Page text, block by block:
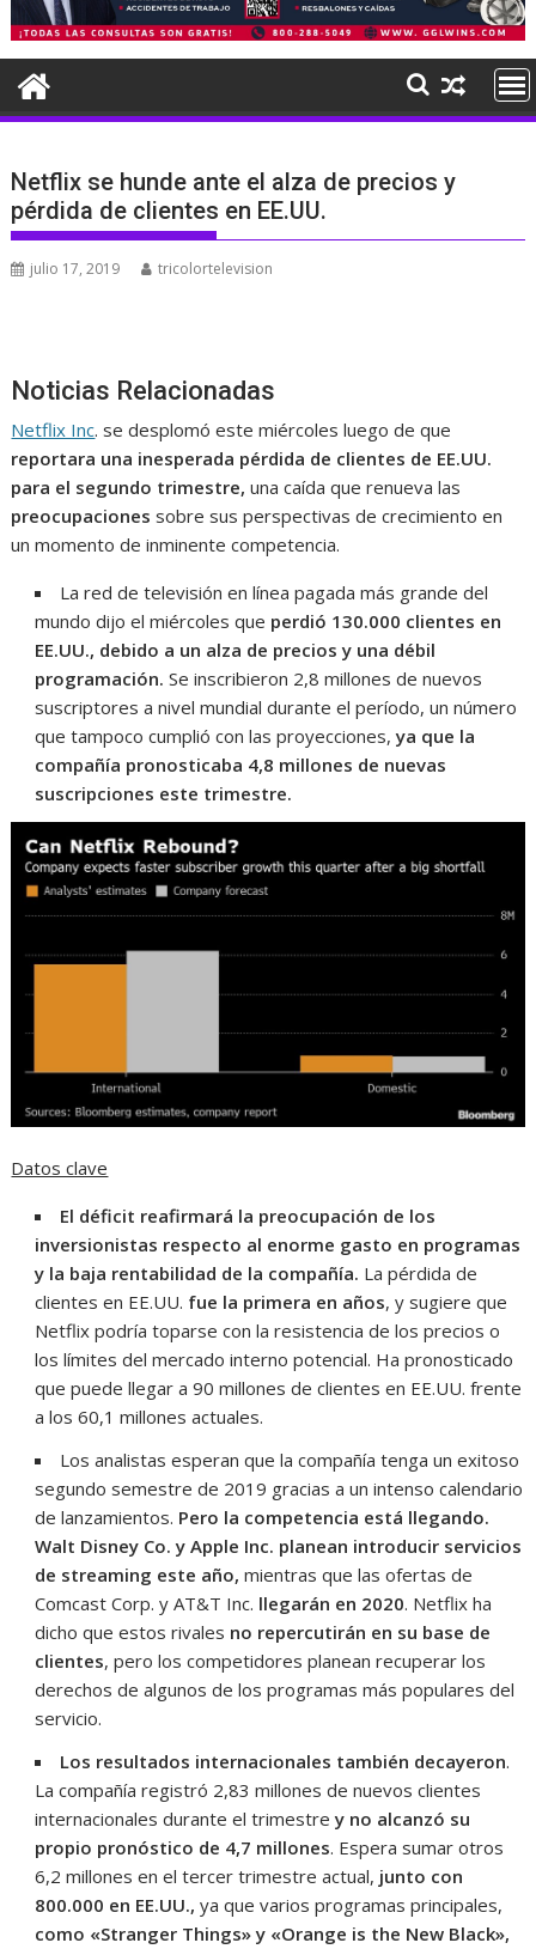
Netflix se hunde ante el alza de precios y
pérdida de clientes en EE.UU.
julio 17, 2019 tricolortelevision
Noticias Relacionadas
Netflix Inc. se desplomó este miércoles luego de que
reportara una inesperada pérdida de clientes de EE.UU.
para el segundo trimestre, una caída que renueva las
preocupaciones sobre sus perspectivas de crecimiento en
un momento de inminente competencia.
La red de televisión en línea pagada más grande del
mundo dijo el miércoles que perdió 130.000 clientes en
EE.UU., debido a un alza de precios y una débil
programación. Se inscribieron 2,8 millones de nuevos
suscriptores a nivel mundial durante el período, un número
que tampoco cumplió con las proyecciones,ya que la
compañía pronosticaba 4,8 millones de nuevas
suscripciones este trimestre.
Datos clave
El déficit reafirmará la preocupación de los
inversionistas respecto al enorme gasto en programas
y la baja rentabilidad de la compañía. La pérdida de
clientes en EE.UU. fue la primera en años, y sugiere que
Netflix podría toparse con la resistencia de los precios o
los límites del mercado interno potencial. Ha pronosticado
que puede llegar a 90 millones de clientes en EE.UU. frente
a los 60,1 millones actuales.
Los analistas esperan que la compañía tenga un exitoso
segundo semestre de 2019 gracias a un intenso calendario
de lanzamientos. Pero la competencia está llegando.
Walt Disney Co. y Apple Inc. planean introducir servicios
de streaming este año, mientras que las ofertas de
Comcast Corp. y AT&T Inc. llegarán en 2020. Netflix ha
dicho que estos rivales no repercutirán en su base de
clientes, pero los competidores planean recuperar los
derechos de algunos de los programas más populares del
servicio.
Los resultados internacionales también decayeron.
La compañía registró 2,83 millones de nuevos clientes
internacionales durante el trimestrey no alcanzó su
propio pronóstico de 4,7 millones. Espera sumar otros
6,2 millones en el tercer trimestre actual, junto con
800.000 en EE.UU., ya que varios programas principales,
como «Stranger Things» y «Orange is the New Black»,